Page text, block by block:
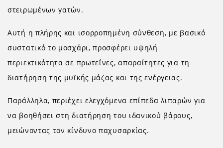
στειρωμένων γατών.
Αυτή η πλήρης και ισορροπημένη σύνθεση, με βασικό
συστατικό το μοσχάρι, προσφέρει υψηλή
περιεκτικότητα σε πρωτεΐνες, απαραίτητες για τη
διατήρηση της μυϊκής μάζας και της ενέργειας.
Παράλληλα, περιέχει ελεγχόμενα επίπεδα λιπαρών για
να βοηθήσει στη διατήρηση του ιδανικού βάρους,
μειώνοντας τον κίνδυνο παχυσαρκίας.